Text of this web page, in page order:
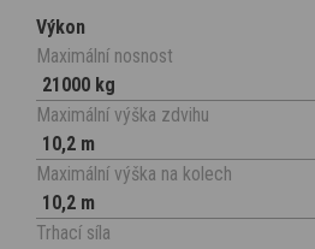
Výkon
Maximální nosnost
21000 kg
Maximální výška zdvihu
10,2 m
Maximální výška na kolech
10,2 m
Trhací síla